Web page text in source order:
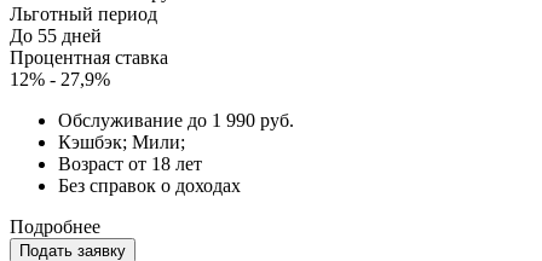
Льготный период
До 55 дней
Процентная ставка
12% - 27,9%
Обслуживание до 1 990 руб.
Кэшбэк; Мили;
Возраст от 18 лет
Без справок о доходах
Подробнее
Подать заявку